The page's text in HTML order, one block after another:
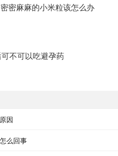
密麻麻的小米粒该怎么办
不可以吃避孕药
因
么回事